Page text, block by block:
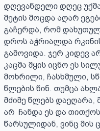
დღევანდელი დღეც
მეტის მოცდა აღარ
გაჩერდა, რომ
დროს აჭრიალდა
გამოვიდა. ჯერ კიდევ
კაცმა მყის იცნო ეს
მოხრილი, ჩასხმული,
წლების წინ. თუმცა
მძიმე წლებს დაეღარა,
არ  ჩანდა ეს და
წარსულიდან, ვინც მის